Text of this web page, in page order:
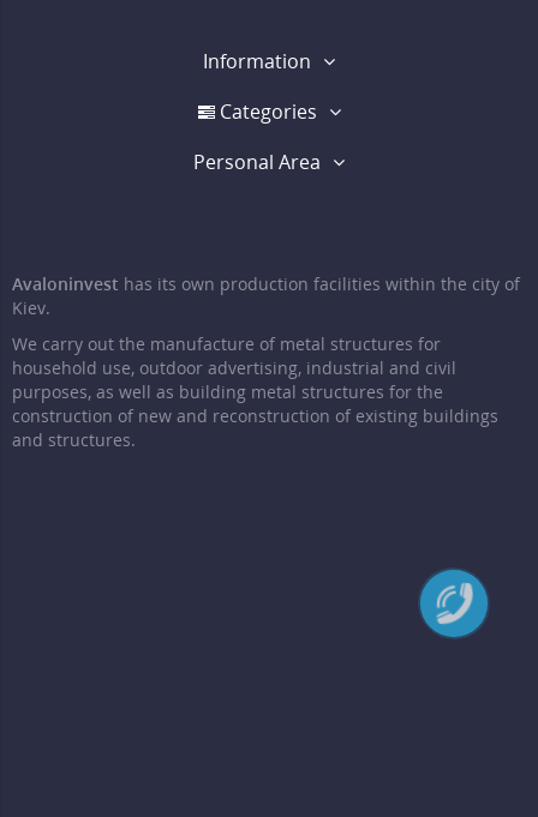
Information
Categories
Personal Area
Avaloninvest has its own production facilities within the city of
Kiev.
We carry out the manufacture of metal structures for
household use, outdoor advertising, industrial and civil
purposes, as well as building metal structures for the
construction of new and reconstruction of existing buildings
and structures.